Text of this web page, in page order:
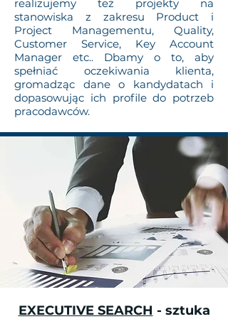
realizujemy też projekty na
stanowiska z zakresu Product i
Project Managementu, Quality,
Customer Service, Key Account
Manager etc.. Dbamy o to, aby
spełniać oczekiwania klienta,
gromadząc dane o kandydatach i
dopasowując ich profile do potrzeb
pracodawców.
EXECUTIVE SEARCH - sztuka